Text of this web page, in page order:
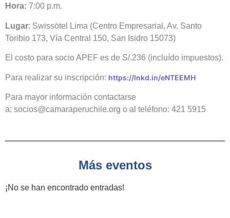
Hora: 7:00 p.m.
Lugar: Swissötel Lima (Centro Empresarial, Av. Santo
Toribio 173, Vía Central 150, San Isidro 15073)
El costo para socio APEF es de S/.236 (incluído impuestos).
Para realizar su inscripción: https://lnkd.in/eNTEEMH
Para mayor información contactarse
a: socios@camaraperuchile.org o al teléfono: 421 5915
Más eventos
¡No se han encontrado entradas!